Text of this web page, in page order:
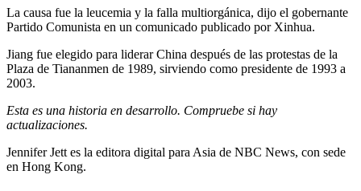
La causa fue la leucemia y la falla multiorgánica, dijo el gobernante
Partido Comunista en un comunicado publicado por Xinhua.
Jiang fue elegido para liderar China después de las protestas de la
Plaza de Tiananmen de 1989, sirviendo como presidente de 1993 a
2003.
Esta es una historia en desarrollo. Compruebe si hay
actualizaciones.
Jennifer Jett es la editora digital para Asia de NBC News, con sede
en Hong Kong.